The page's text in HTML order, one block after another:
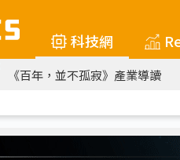
科技網
《百年，並不孤寂》產業導讀